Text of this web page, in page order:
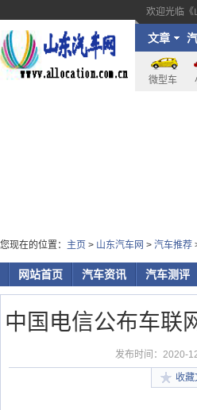
欢迎光临《
文章
微型车
您现在的位置： 主页 > 山东汽车网 > 汽车推荐
网站首页 汽车资讯 汽车测评
中国电信公布车联
发布时间：2020-
收藏